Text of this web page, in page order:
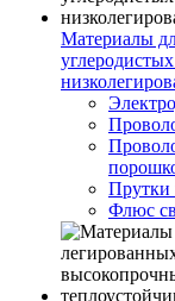
Материалы
Прутки
Флюс